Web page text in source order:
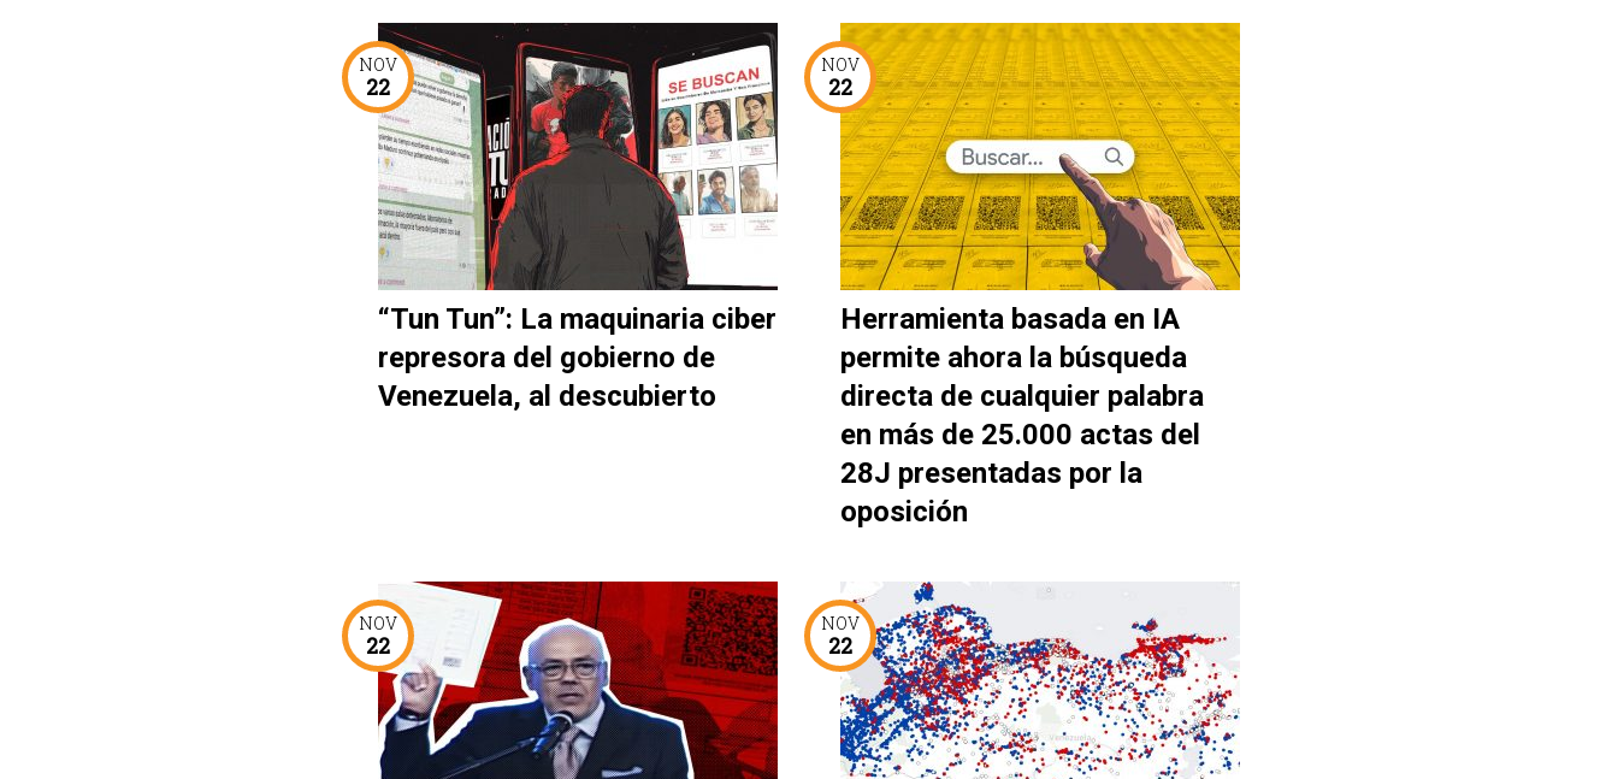
NOV
22
“Tun Tun”: La maquinaria ciber
represora del gobierno de
Venezuela, al descubierto
NOV
22
Herramienta basada en IA
permite ahora la búsqueda
directa de cualquier palabra
en más de 25.000 actas del
28J presentadas por la
oposición
NOV
22
NOV
22